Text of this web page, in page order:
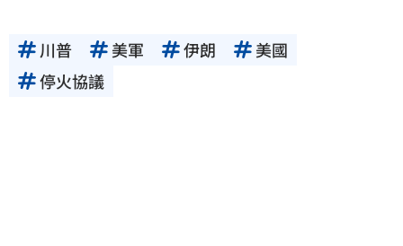
川普 美軍 伊朗
美國
停火協議